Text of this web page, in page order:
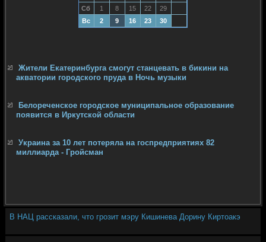
Сб
1 8 15 22
29
Вс
2 9 16 23 30
Жители Екатеринбурга смогут станцевать в бикини на
акватории городского пруда в Ночь музыки
Белореченское городское муниципальное образование
появится в Иркутской области
Украина за 10 лет потеряла на госпредприятиях 82
миллиарда - Гройсман
В НАЦ рассказали, что грозит мэру Кишинева Дорину Киртоакэ